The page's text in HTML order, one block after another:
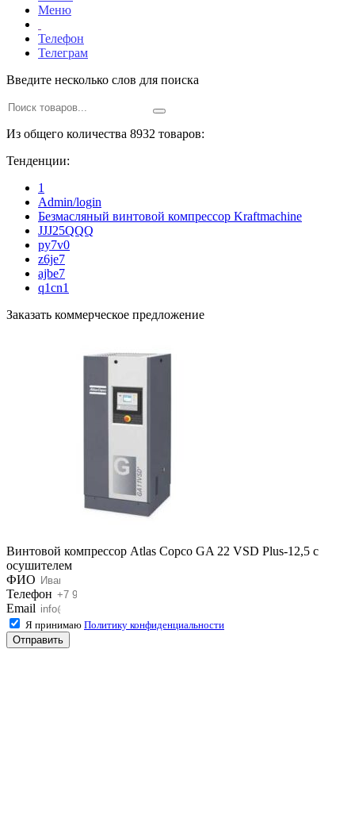
Меню
Телефон
Телеграм
Введите несколько слов для поиска
Из общего количества 8932 товаров:
Тенденции:
1
Admin/login
Безмасляный винтовой компрессор Kraftmaсhine
JJJ25QQQ
py7v0
z6je7
ajbe7
q1cn1
Заказать коммерческое предложение
Винтовой компрессор Atlas Copco GA 22 VSD Plus-12,5 с
осушителем
ФИО
Телефон
Email
Я принимаю Политику конфиденциальности
Отправить